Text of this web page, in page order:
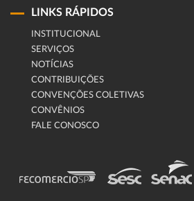
LINKS RÁPIDOS
INSTITUCIONAL
SERVIÇOS
NOTÍCIAS
CONTRIBUIÇÕES
CONVENÇÕES COLETIVAS
CONVÊNIOS
FALE CONOSCO